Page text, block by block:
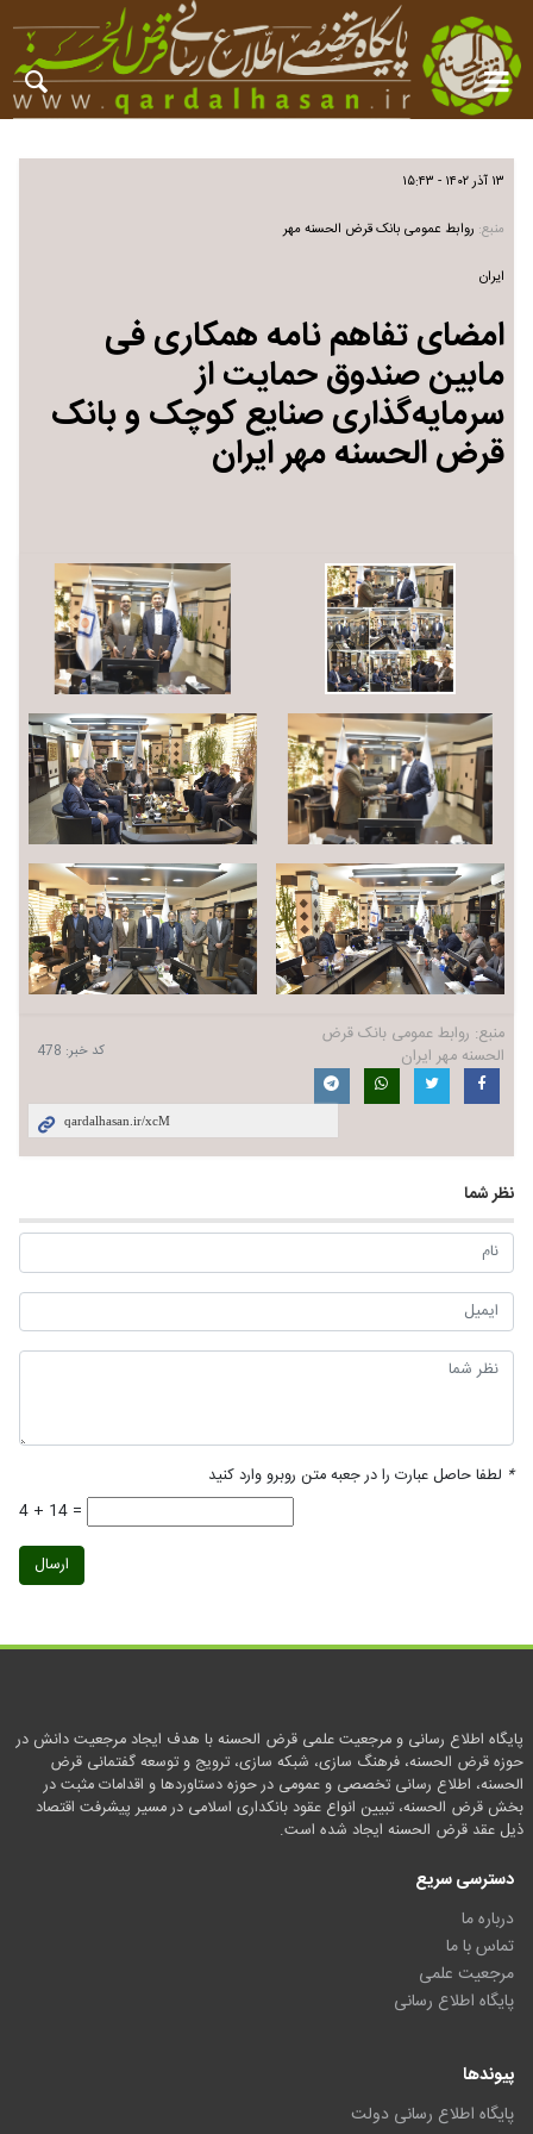
امضای تفاهم نامه همکاری فی
مابین صندوق حمایت از
سرمایه‌گذاری صنایع کوچک و بانک
قرض الحسنه مهر ایران
۱۳ آذر ۱۴۰۲ - ۱۵:۴۳
منبع: روابط عمومی بانک قرض الحسنه مهر
ایران
منبع: روابط عمومی بانک قرض
الحسنه مهر ایران
کد خبر: 478
نظر شما
* لطفا حاصل عبارت را در جعبه متن روبرو وارد کنید
4 + 14 =
ارسال
پایگاه اطلاع رسانی و مرجعیت علمی قرض الحسنه با هدف ایجاد مرجعیت دانش در
حوزه قرض الحسنه، فرهنگ سازی، شبکه سازی، ترویج و توسعه گفتمانی قرض
الحسنه، اطلاع رسانی تخصصی و عمومی در حوزه دستاوردها و اقدامات مثبت در
بخش قرض الحسنه، تبیین انواع عقود بانکداری اسلامی در مسیر پیشرفت اقتصاد
ذیل عقد قرض الحسنه ایجاد شده است.
دسترسی سریع
درباره ما
تماس با ما
مرجعیت علمی
پایگاه اطلاع رسانی
پیوندها
پایگاه اطلاع رسانی دولت